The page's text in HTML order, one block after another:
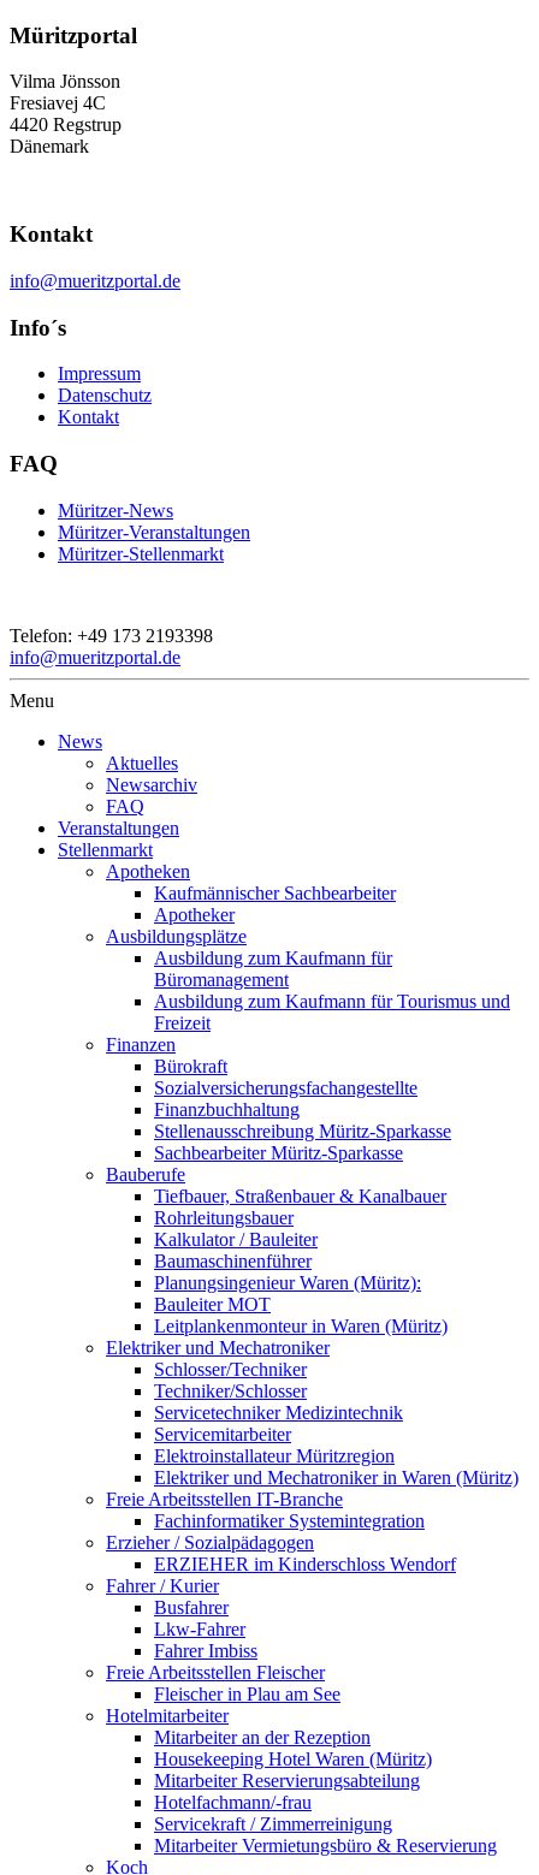
Müritzportal
Vilma Jönsson
Fresiavej 4C
4420 Regstrup
Dänemark
Kontakt
info@mueritzportal.de
Info´s
Impressum
Datenschutz
Kontakt
FAQ
Müritzer-News
Müritzer-Veranstaltungen
Müritzer-Stellenmarkt
Telefon: +49 173 2193398
info@mueritzportal.de
Menu
News
Aktuelles
Newsarchiv
FAQ
Veranstaltungen
Stellenmarkt
Apotheken
Kaufmännischer Sachbearbeiter
Apotheker
Ausbildungsplätze
Ausbildung zum Kaufmann für
Büromanagement
Ausbildung zum Kaufmann für Tourismus und
Freizeit
Finanzen
Bürokraft
Sozialversicherungsfachangestellte
Finanzbuchhaltung
Stellenausschreibung Müritz-Sparkasse
Sachbearbeiter Müritz-Sparkasse
Bauberufe
Tiefbauer, Straßenbauer & Kanalbauer
Rohrleitungsbauer
Kalkulator / Bauleiter
Baumaschinenführer
Planungsingenieur Waren (Müritz):
Bauleiter MOT
Leitplankenmonteur in Waren (Müritz)
Elektriker und Mechatroniker
Schlosser/Techniker
Techniker/Schlosser
Servicetechniker Medizintechnik
Servicemitarbeiter
Elektroinstallateur Müritzregion
Elektriker und Mechatroniker in Waren (Müritz)
Freie Arbeitsstellen IT-Branche
Fachinformatiker Systemintegration
Erzieher / Sozialpädagogen
ERZIEHER im Kinderschloss Wendorf
Fahrer / Kurier
Busfahrer
Lkw-Fahrer
Fahrer Imbiss
Freie Arbeitsstellen Fleischer
Fleischer in Plau am See
Hotelmitarbeiter
Mitarbeiter an der Rezeption
Housekeeping Hotel Waren (Müritz)
Mitarbeiter Reservierungsabteilung
Hotelfachmann/-frau
Servicekraft / Zimmerreinigung
Mitarbeiter Vermietungsbüro & Reservierung
Koch